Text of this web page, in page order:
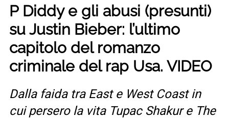
P Diddy e gli abusi (presunti)
su Justin Bieber: l’ultimo
capitolo del romanzo
criminale del rap Usa. VIDEO
Dalla faida tra East e West Coast in
cui persero la vita Tupac Shakur e The